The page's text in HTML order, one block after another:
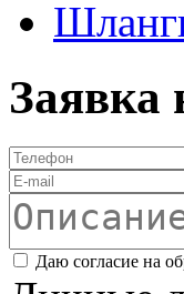
Заявка
Телефон
E-mail
Описание
Соглашение*
Даю согласие на